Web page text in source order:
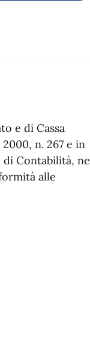
e di Cassa
n. 267 e in
Contabilità, ne
alle